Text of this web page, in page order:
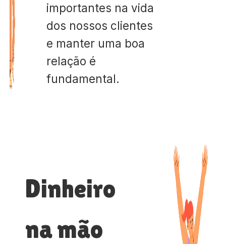
importantes na vida
dos nossos clientes
e manter uma boa
relação é
fundamental.
Dinheiro
na mão